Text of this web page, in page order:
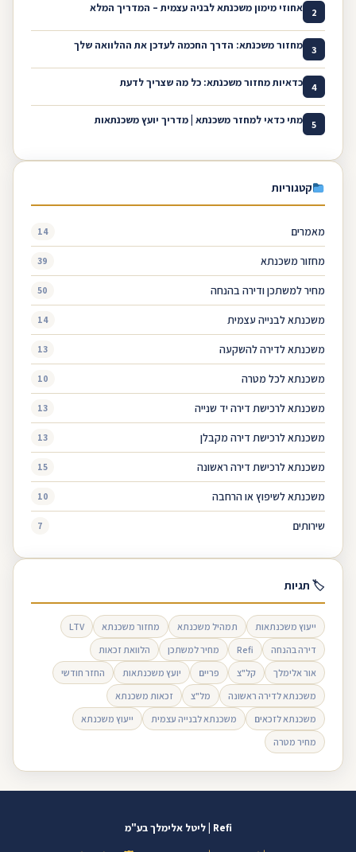
2 אחוזי מימון משכנתא לבניה עצמית – המדריך המלא
3 מחזור משכנתא: הדרך החכמה לעדכן את ההלוואה שלך
4 כדאיות מחזור משכנתא: כל מה שצריך לדעת
5 מתי כדאי למחזר משכנתא | מדריך יועץ משכנתאות
קטגוריות
מאמרים 14
מחזור משכנתא 39
מחיר למשתכן ודירה בהנחה 50
משכנתא לבנייה עצמית 14
משכנתא לדירה להשקעה 13
משכנתא לכל מטרה 10
משכנתא לרכישת דירה יד שנייה 13
משכנתא לרכישת דירה מקבלן 13
משכנתא לרכישת דירה ראשונה 15
משכנתא לשיפוץ או הרחבה 10
שירותים 7
🏷 תגיות
ייעוץ משכנתאות תמהיל משכנתא מחזור משכנתא
LTV
דירה בהנחה
Refi מחיר למשתכן
הלוואת זכאות
אור אלימלך
קל"צ פריים יועץ משכנתאות
החזר חודשי
משכנתא לדירה ראשונה
מל"צ
זכאות משכנתא
משכנתא לזכאים
משכנתא לבנייה עצמית
ייעוץ משכנתא
מחיר מטרה
Refi | ליטל אלימלך בע"מ